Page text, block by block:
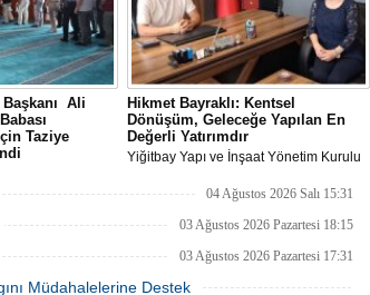
Başkanı Ali
Taziye
kıymetli
için, Eğitim-Bir-
Hikmet Bayraklı: Kentsel
Dönüşüm, Geleceğe Yapılan En
Değerli Yatırımdır
Yiğitbay Yapı ve İnşaat Yönetim Kurulu
Bayraklı, emlak ve gayrimenkul
ağırladı
04 Ağustos 2026 Salı 15:31
03 Ağustos 2026 Pazartesi 18:15
03 Ağustos 2026 Pazartesi 17:31
Müdahalelerine Destek